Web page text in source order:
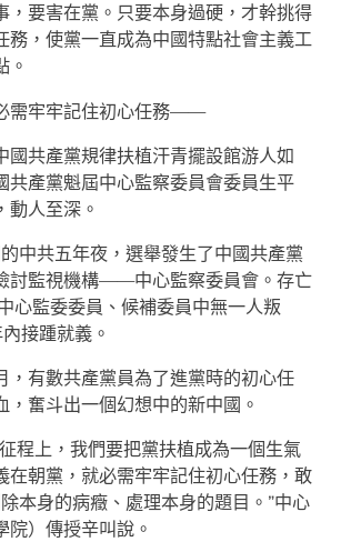
，要害在黨。只要本身過硬，才幹挑得
務，使黨一直成為中國特點社會主義工
。
需牢牢記住初心任務——
國共產黨規律扶植汗青擺設館游人如
共產黨魁屆中心監察委員會委員生平
動人至深。
中共五年夜，選舉發生了中國共產黨
討監視機構——中心監察委員會。存亡
心監委委員、候補委員中無一人叛
接踵就義。
，有數共產黨員為了進黨時的初心任
，奮斗出一個幻想中的新中國。
程上，我們要把黨扶植成為一個生氣
在朝黨，就必需牢牢記住初心任務，敢
除本身的病癥、處理本身的題目。”中心
院）傳授辛叫說。